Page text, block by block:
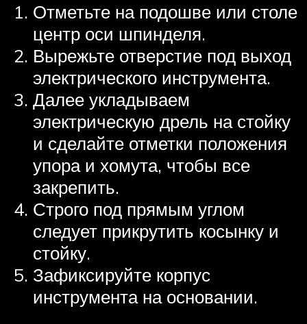
Отметьте на подошве или столе
центр оси шпинделя.
Вырежьте отверстие под выход
электрического инструмента.
Далее укладываем
электрическую дрель на стойку
и сделайте отметки положения
упора и хомута, чтобы все
закрепить.
Строго под прямым углом
следует прикрутить косынку и
стойку.
Зафиксируйте корпус
инструмента на основании.